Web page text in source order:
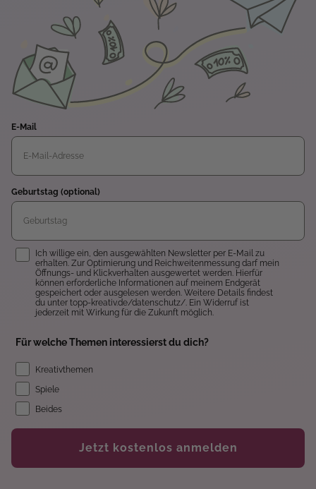
E-Mail
Geburtstag (optional)
Einwilligung
Ich willige ein, den ausgewählten Newsletter per E-Mail zu
erhalten. Zur Optimierung und Reichweitenmessung darf mein
Öffnungs- und Klickverhalten ausgewertet werden. Hierfür
können erforderliche Informationen auf meinem Endgerät
gespeichert oder ausgelesen werden. Weitere Details findest
du unter topp-kreativ.de/datenschutz/. Ein Widerruf ist
jederzeit mit Wirkung für die Zukunft möglich.
Für welche Themen interessierst du dich?
Kreativthemen
Spiele
Beides
Jetzt kostenlos anmelden